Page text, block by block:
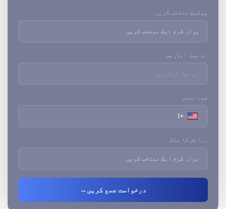
پیکیج منتخب کریں
ای میل ایڈریس
فون نمبر
رہائش کا ملک
درخواست جمع کریں →